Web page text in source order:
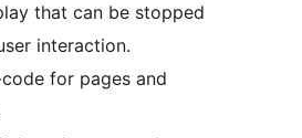
that can be stopped
interaction.
for pages and